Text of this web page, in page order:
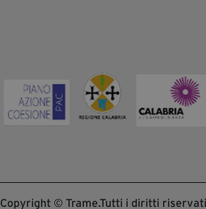
Copyright © Trame.Tutti i diritti